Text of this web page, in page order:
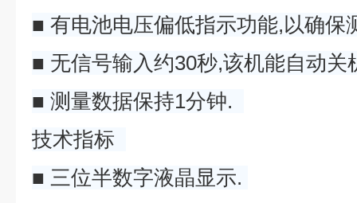
■ 有电池电压偏低指示功能,以确保
■ 无信号输入约30秒,该机能自动
■ 测量数据保持1分钟.
技术指标
■ 三位半数字液晶显示.